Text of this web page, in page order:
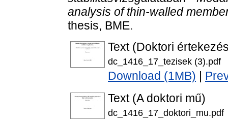
analysis of thin-walled
thesis, BME.
Text (Doktori
dc_1416_17_tezisek (3).pdf
Download (1MB)
Text (A doktori mű)
dc_1416_17_doktori_mu.pdf